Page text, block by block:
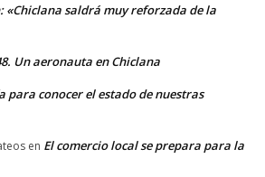
«Chiclana saldrá muy reforzada de la
Un aeronauta en Chiclana
para conocer el estado de nuestras
en El comercio local se prepara para la